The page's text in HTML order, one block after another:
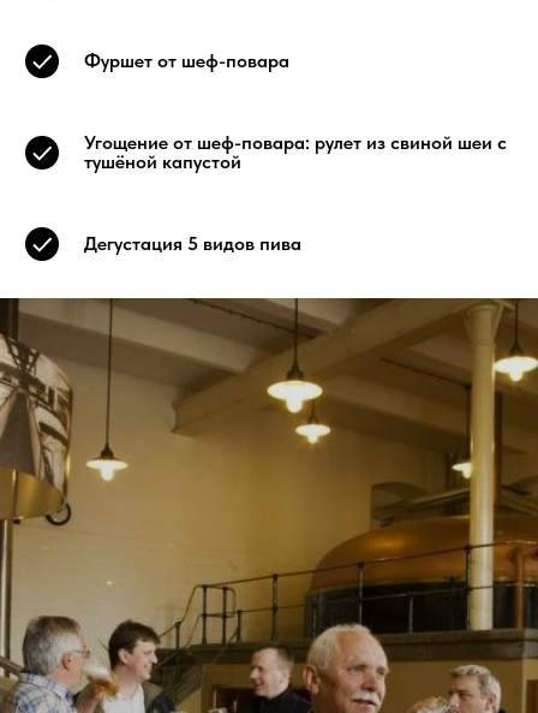
Фуршет от шеф-повара
Угощение от шеф-повара: рулет из свиной шеи с
тушёной капустой
Дегустация 5 видов пива